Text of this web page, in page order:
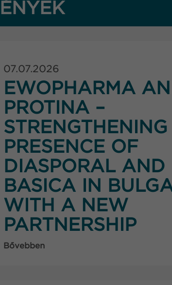
07.07.2026
EWOPHARMA
PROTINA –
PRESENCE OF
DIASPORAL AND
BASICA IN
WITH A NEW
PARTNERSHIP
Bővebben